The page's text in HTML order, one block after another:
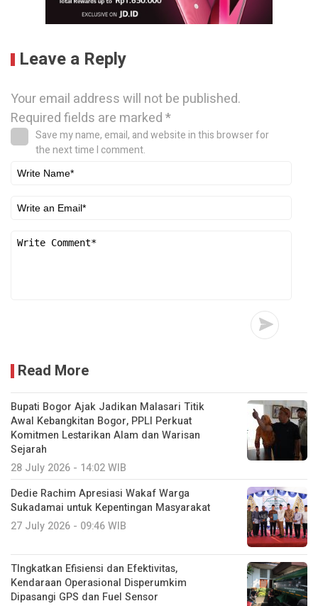
Leave a Reply
Your email address will not be published.
Required fields are marked*
Save my name, email, and website in this browser for
the next time I comment.
Read More
Bupati Bogor Ajak Jadikan Malasari Titik
Awal Kebangkitan Bogor, PPLI Perkuat
Komitmen Lestarikan Alam dan Warisan
Sejarah
28 July 2026 - 14:02 WIB
Dedie Rachim Apresiasi Wakaf Warga
Sukadamai untuk Kepentingan Masyarakat
27 July 2026 - 09:46 WIB
TIngkatkan Efisiensi dan Efektivitas,
Kendaraan Operasional Disperumkim
Dipasangi GPS dan Fuel Sensor